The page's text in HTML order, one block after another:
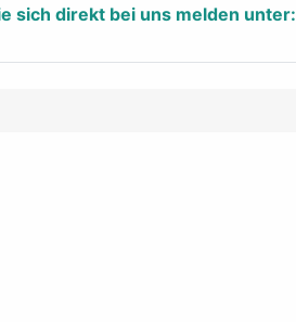
sich direkt bei uns melden unter: